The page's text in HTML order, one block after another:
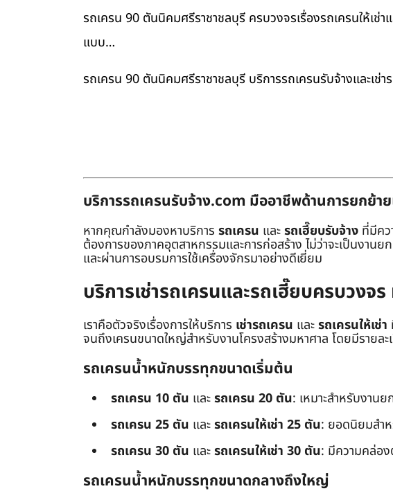
รถเครน 90 ตันนิคมศรีราชาชลบุรี ครบวงจรเรื่องรถเครนให้เ
แบบ…
รถเครน 90 ตันนิคมศรีราชาชลบุรี บริการรถเครนรับจ้างและเ
บริการรถเครนรับจ้าง.com มืออาชีพด้านการยกย้
หากคุณกำลังมองหาบริการ รถเครน และรถเฮี๊ยบรับจ้าง ที่มีคว
ต้องการของภาคอุตสาหกรรมและการก่อสร้าง ไม่ว่าจะเป็นงา
และผ่านการอบรมการใช้เครื่องจักรมาอย่างดีเยี่ยม
บริการเช่ารถเครนและรถเฮี๊ยบครบวงจ
เราคือตัวจริงเรื่องการให้บริการ เช่ารถเครน และรถเครนให้เช่า
จนถึงเครนขนาดใหญ่สำหรับงานโครงสร้างมหาศาล โดยมีรายล
รถเครนน้ำหนักบรรทุกขนาดเริ่มต้น
รถเครน 10 ตัน และรถเครน 20 ตัน: เหมาะสำหรับงาน
รถเครน 25 ตัน และรถเครนให้เช่า 25 ตัน: ยอดนิยมสำ
รถเครน 30 ตัน และรถเครนให้เช่า 30 ตัน: มีความคล่อ
รถเครนน้ำหนักบรรทุกขนาดกลางถึงใหญ่